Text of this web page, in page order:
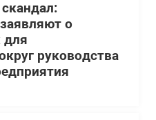
о
для
руководства